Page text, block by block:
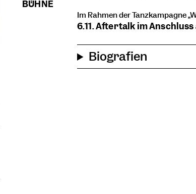
Im Rahmen der Tanzkampagne
6.11. Aftertalk im
Biografien